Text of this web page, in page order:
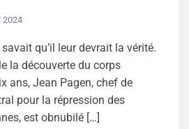
2024
qu’il leur devrait la vérité.
la découverte du corps
ans, Jean Pagen, chef de
pour la répression des
est obnubilé […]